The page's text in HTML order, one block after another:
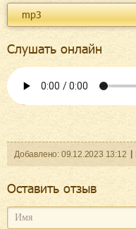
mp3
Слушать онлайн
Добавленo: 09.12.2023 13:12
Оcтавить отзыв